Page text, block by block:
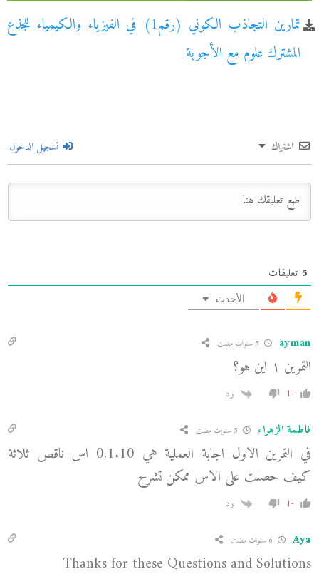
تمارين التجاذب الكوني (رقم1) في الفيزياء والكيمياء للجذع
المشترك علوم مع الأجوبة
اشتراك تسجيل الدخول
5 تعليقات
الأحدث
ayman
التمرين ١ اين هو؟
-1 رد
فاطمة الزهراء
في التمرين الاول اجابة العملية هي 0,1.10 اس ناقص ثلاثة
كيف حصلت على الاس ممكن تشرح
-1 رد
Aya
Thanks for these Questions and Solutions